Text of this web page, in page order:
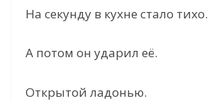
На секунду в кухне стало тихо.
А потом он ударил её.
Открытой ладонью.